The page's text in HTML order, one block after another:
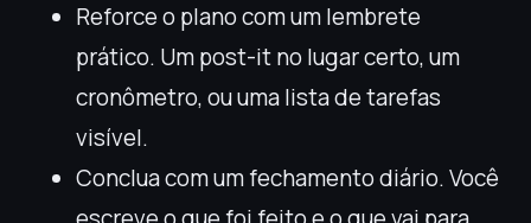
Reforce o plano com um lembrete
prático. Um post-it no lugar certo, um
cronômetro, ou uma lista de tarefas
visível.
Conclua com um fechamento diário. Você